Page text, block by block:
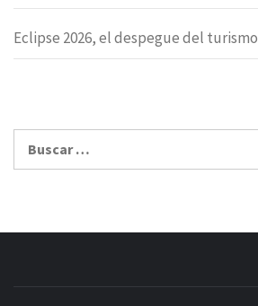
Eclipse 2026, el despegue del